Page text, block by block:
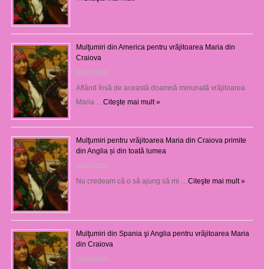
Mulţumiri din America pentru vrăjitoarea Maria din
Craiova
31/07/2026
Aflând însă de această doamnă minunată vrăjitoarea
Maria … Citeşte mai mult »
Mulţumiri pentru vrăjitoarea Maria din Craiova primite
din Anglia și din toată lumea
29/07/2026
Nu credeam că o să ajung să mi … Citeşte mai mult »
Mulţumiri din Spania şi Anglia pentru vrăjitoarea Maria
din Craiova
28/07/2026